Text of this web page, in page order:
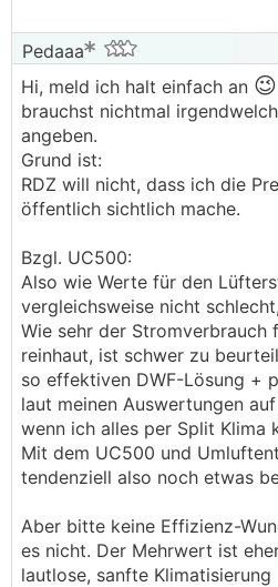
Pedaaa
Hi, meld ich halt einfach an 😉
brauchst nichtmal
angeben.
Grund ist:
RDZ will nicht, dass ich die
öffentlich sichtlich mache.
Bzgl. UC500:
Also wie Werte für den
vergleichsweise nicht
Wie sehr der Stromverbrauch
reinhaut, ist schwer zu
so effektiven DWF-Lösung +
laut meinen Auswertungen
wenn ich alles per Split Klima
Mit dem UC500 und
tendenziell also noch etwas
Aber bitte keine Effizienz-
es nicht. Der Mehrwert ist
lautlose, sanfte Klimatisierung